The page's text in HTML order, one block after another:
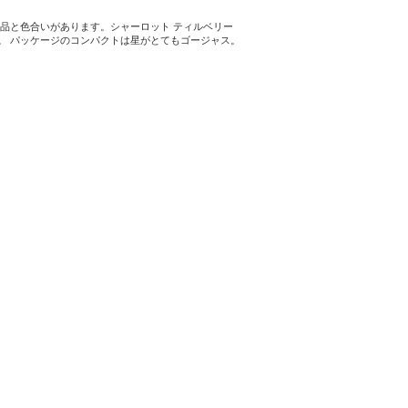
と色合いがあります。シャーロット ティルベリー
ッケージのコンパクトは星がとてもゴージャス。